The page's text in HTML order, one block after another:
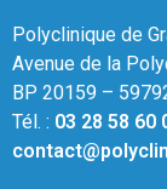
Polyclinique de
Avenue de la
BP 20159 –
Tél. : 03 28 58 60